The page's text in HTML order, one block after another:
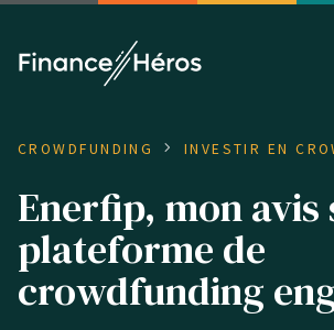
CROWDFUNDING INVESTIR EN
Enerfip, mon avis
plateforme de
crowdfunding